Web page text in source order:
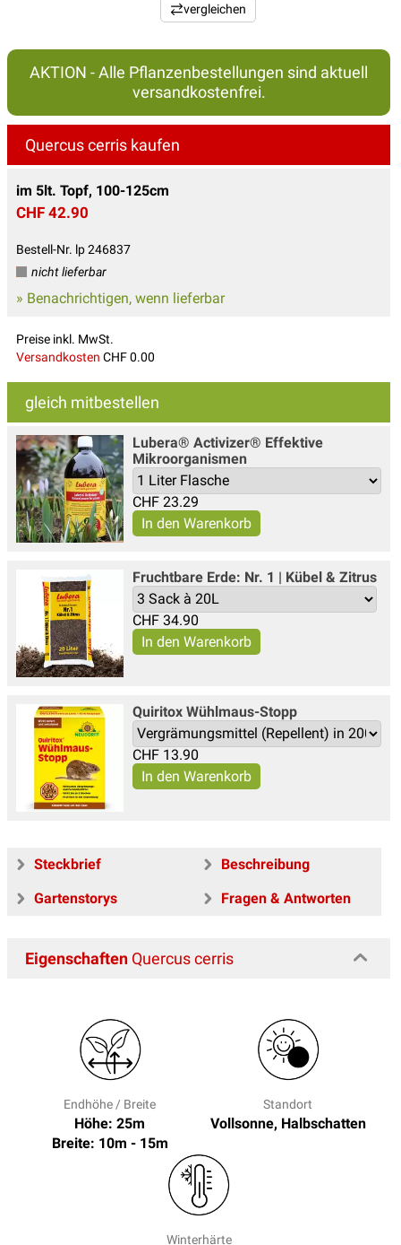
vergleichen
AKTION - Alle Pflanzenbestellungen sind aktuell
versandkostenfrei.
Quercus cerris kaufen
im 5lt. Topf, 100-125cm
CHF 42.90
Bestell-Nr. lp 246837
nicht lieferbar
» Benachrichtigen, wenn lieferbar
Preise inkl. MwSt.
Versandkosten CHF 0.00
gleich mitbestellen
Lubera® Activizer® Effektive
Mikroorganismen
CHF 23.29
Fruchtbare Erde: Nr. 1 | Kübel & Zitrus
CHF 34.90
Quiritox Wühlmaus-Stopp
CHF 13.90
Steckbrief
Beschreibung
Gartenstorys
Fragen & Antworten
Eigenschaften Quercus cerris
Endhöhe / Breite
Höhe: 25m
Breite: 10m - 15m
Standort
Vollsonne, Halbschatten
Winterhärte